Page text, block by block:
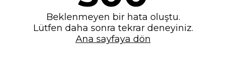
Beklenmeyen bir hata oluştu.
Lütfen daha sonra tekrar deneyiniz.
Ana sayfaya dön